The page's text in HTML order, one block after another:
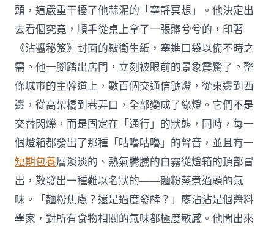
頭，這嚴重干擾了他蒜泥的「寧靜冥想」。他決定出
去看個究竟，順手從桌上拿了一張髒兮兮的，印著
《沾醬秘笈》封面的皺衛生紙，塞進口袋以備不時之
需。他一腳踏出店門，立刻被眼前的景象震驚了。整
條城市的主幹道上，數百個交通信號燈，從東邊到西
邊，從高架橋到巷弄口，全部變成了綠燈。它們不是
交替閃爍，而是固定在「通行」的狀態，同時，每一
個燈箱都發出了那種「咕嚕咕嚕」的聲音，並且有一
短期包養層淡淡的、熱氣騰騰的白霧從燈箱的頂部冒
出，散發出一種難以名狀的——麵粉蒸煮過頭的氣
味。「麵粉焦慮？還是過度發酵？」廖沾沾是個醬料
學家，對所有食物相關的氣味都極度敏感。他聞出來